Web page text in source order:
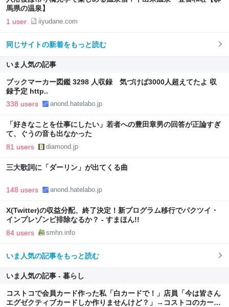
馬県の温泉】
1 user iiyudane.com
同じサイトの新着をもっと読む
いま人気の記事
ブックマーカー図鑑 3298 人収録 気づけば3000人超えてたよ 収
録予定 http..
338 users anond.hatelabo.jp
「好きなことを仕事にしたい」若者への豊田章男の回答が正論すぎ
て、ぐうの音も出なかった
81 users diamond.jp
三大歌詞に「ダーリン」が出てくる曲
148 users anond.hatelabo.jp
X(Twitter)の収益分配、終了決定！新プログラム移行でパクツイ・
インプレゾンビ排除なるか？ - すまほん!!
84 users smhn.info
いま人気の記事をもっと読む
いま人気の記事 - 暮らし
コストコで会員カード作った私「白カードで！」店員「今は皆さん
エグゼクティブカードしか作りませんけど？」→コストコのカード